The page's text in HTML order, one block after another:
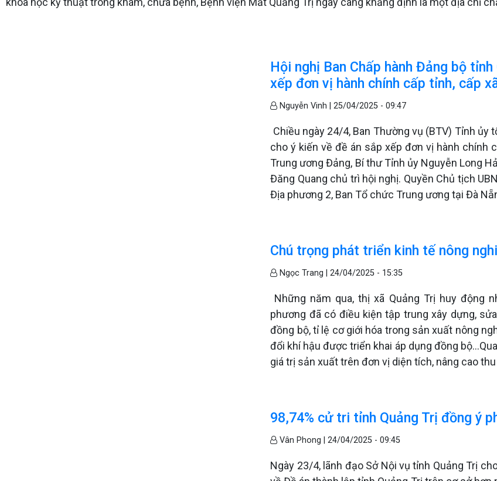
Hội nghị Ban Chấp hành Đảng bộ
xếp đơn vị hành chính cấp tỉnh, cấp
Nguyễn Vinh |25/04/2025 - 09:47
Chiều ngày 24/4, Ban Thường vụ (BTV) Tỉnh
cho ý kiến về đề án sắp xếp đơn vị hành chính
Trung ương Đảng, Bí thư Tỉnh ủy Nguyễn Long
Đăng Quang chủ trì hội nghị. Quyền Chủ tịch
Địa phương 2, Ban Tổ chức Trung ương tại Đà
Chú trọng phát triển kinh tế nông
Ngọc Trang |24/04/2025 - 15:35
Những năm qua, thị xã Quảng Trị huy động
phương đã có điều kiện tập trung xây dựng,
đồng bộ, tỉ lệ cơ giới hóa trong sản xuất nông
đổi khí hậu được triển khai áp dụng đồng
giá trị sản xuất trên đơn vị diện tích, nâng cao
98,74% cử tri tỉnh Quảng Trị đồng ý
Vân Phong |24/04/2025 - 09:45
Ngày 23/4, lãnh đạo Sở Nội vụ tỉnh Quảng Trị